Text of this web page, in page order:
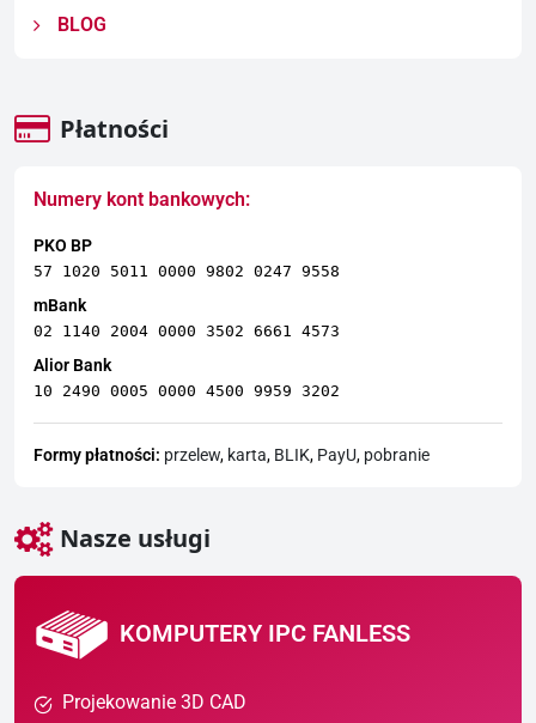
BLOG
Płatności
Numery kont bankowych:
PKO BP
57 1020 5011 0000 9802 0247 9558
mBank
02 1140 2004 0000 3502 6661 4573
Alior Bank
10 2490 0005 0000 4500 9959 3202
Formy płatności: przelew, karta, BLIK, PayU, pobranie
Nasze usługi
KOMPUTERY IPC FANLESS
Projekowanie 3D CAD